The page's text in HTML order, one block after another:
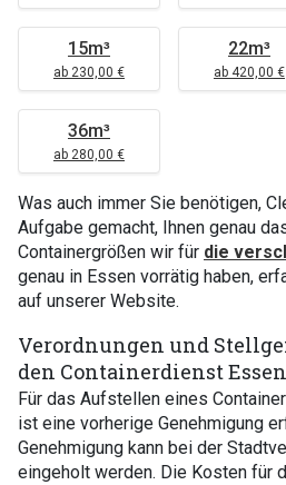
15m³
ab 230,00 €
22m³
ab 420,00 €
36m³
ab 280,00 €
Was auch immer Sie benötigen,
Aufgabe gemacht, Ihnen genau
Containergrößen wir für die
genau in Essen vorrätig haben,
auf unserer Website.
Verordnungen und
den Containerdienst Essen
Für das Aufstellen eines
ist eine vorherige Genehmigung
Genehmigung kann bei der
eingeholt werden. Die Kosten für